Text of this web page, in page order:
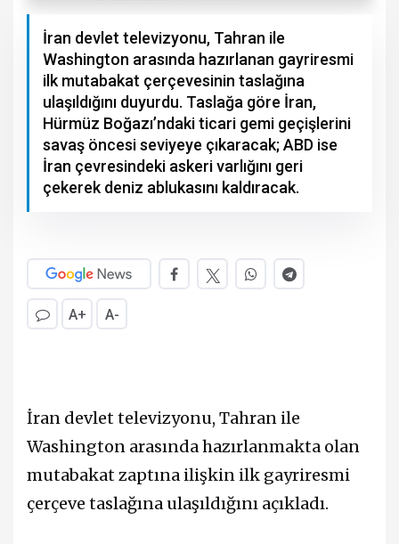
İran devlet televizyonu, Tahran ile
Washington arasında hazırlanan gayriresmi
ilk mutabakat çerçevesinin taslağına
ulaşıldığını duyurdu. Taslağa göre İran,
Hürmüz Boğazı’ndaki ticari gemi geçişlerini
savaş öncesi seviyeye çıkaracak; ABD ise
İran çevresindeki askeri varlığını geri
çekerek deniz ablukasını kaldıracak.
A+ A-
İran devlet televizyonu, Tahran ile
Washington arasında hazırlanmakta olan
mutabakat zaptına ilişkin ilk gayriresmi
çerçeve taslağına ulaşıldığını açıkladı.